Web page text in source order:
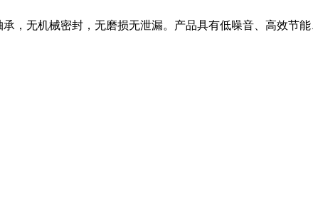
，无机械密封，无磨损无泄漏。产品具有低噪音、高效节